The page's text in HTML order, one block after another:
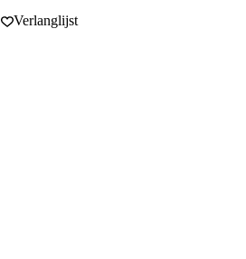
Verlanglijst